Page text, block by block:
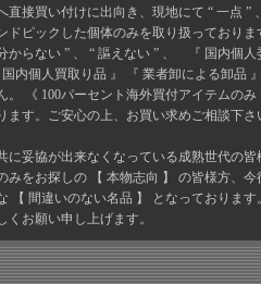
直接買い付けに出向き、現地にて “ 一点 ”
ドピックした個体のみを取り扱っておりま
からない ” 、 “ 謳えない ” 、 『 国内個人
国内個人買取り品 』 『 業者卸による卸品
。 《 100パーセント海外買付アイテムのみ
ます。ご安心の上、お買い求めご相談下さ
に妥協が出来なくなっている成熟世代の皆
みをお探しの 【 本物志向 】 の皆様方、今
【 間違いのない名品 】 となっております
くお願い申し上げます。